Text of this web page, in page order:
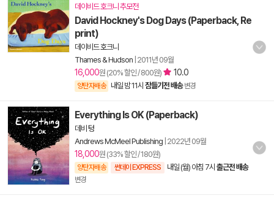
데이비드 호크니 추모전
David Hockney's Dog Days (Paperback, Re
print)
데이비드 호크니
Thames & Hudson 2011년 09월
16,000원 (20% 할인 / 800원) 10.0
양탄자배송 내일 밤 11시 잠들기전 배송 변경
Everything Is OK (Paperback)
데비 텅
Andrews McMeel Publishing 2022년 09월
18,000원 (33% 할인 / 180원)
양탄자배송 썬데이 EXPRESS 내일 (월) 아침 7시 출근전 배송
변경